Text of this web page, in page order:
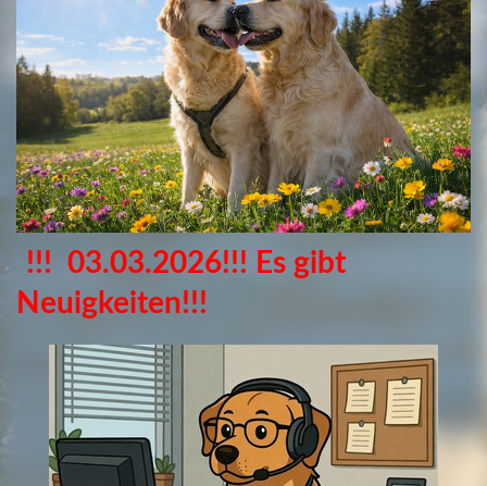
!!! 03.03.2026!!! Es gibt
Neuigkeiten!!!